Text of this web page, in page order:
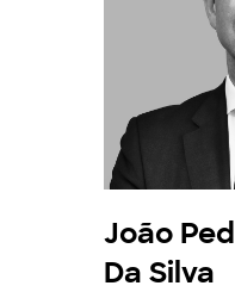
João
Da Silva